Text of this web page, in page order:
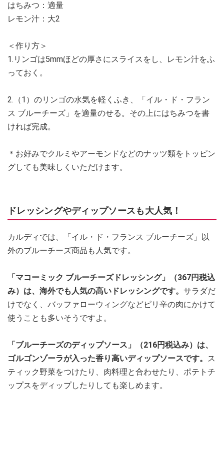
はちみつ：適量
レモン汁：大2
＜作り方＞
1.リンゴは5mmほどの厚さにスライスをし、レモン汁をふ
っておく。
2.（1）のリンゴの水気を軽くふき、「イル・ド・フラン
ス ブルーチーズ」を適量のせる。その上にはちみつを書
ければ完成。
＊お好みでクルミやアーモンドなどのナッツ類をトッピン
グしても美味しくいただけます。
ドレッシングやディップソースも大人気！
カルディでは、「イル・ド・フランス ブルーチーズ」以
外のブルーチーズ商品も人気です。
「マコーミック ブルーチーズドレッシング」（367円税込
み）は、海外でも人気の高いドレッシングです。 サラダだ
けでなく、バッファローウィングなどピリ辛の肉にかけて
使うことも多いそうですよ。
「ブルーチーズのディップソース」（216円税込み）は、
ゴルゴンゾーラが入った香り高いディップソースです。 ス
ティック野菜をつけたり、肉料理と合わせたり、ポテトチ
ップスをディップしたりしても楽しめます。